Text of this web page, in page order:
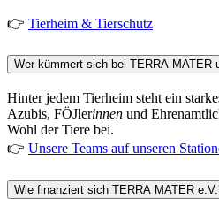
👉 Tierheim & Tierschutz
Wer kümmert sich bei TERRA MATER
Hinter jedem Tierheim steht ein
Azubis, FÖJlerinnen und
Wohl der Tiere bei.
👉 Unsere Teams auf unseren
Wie finanziert sich TERRA MATER